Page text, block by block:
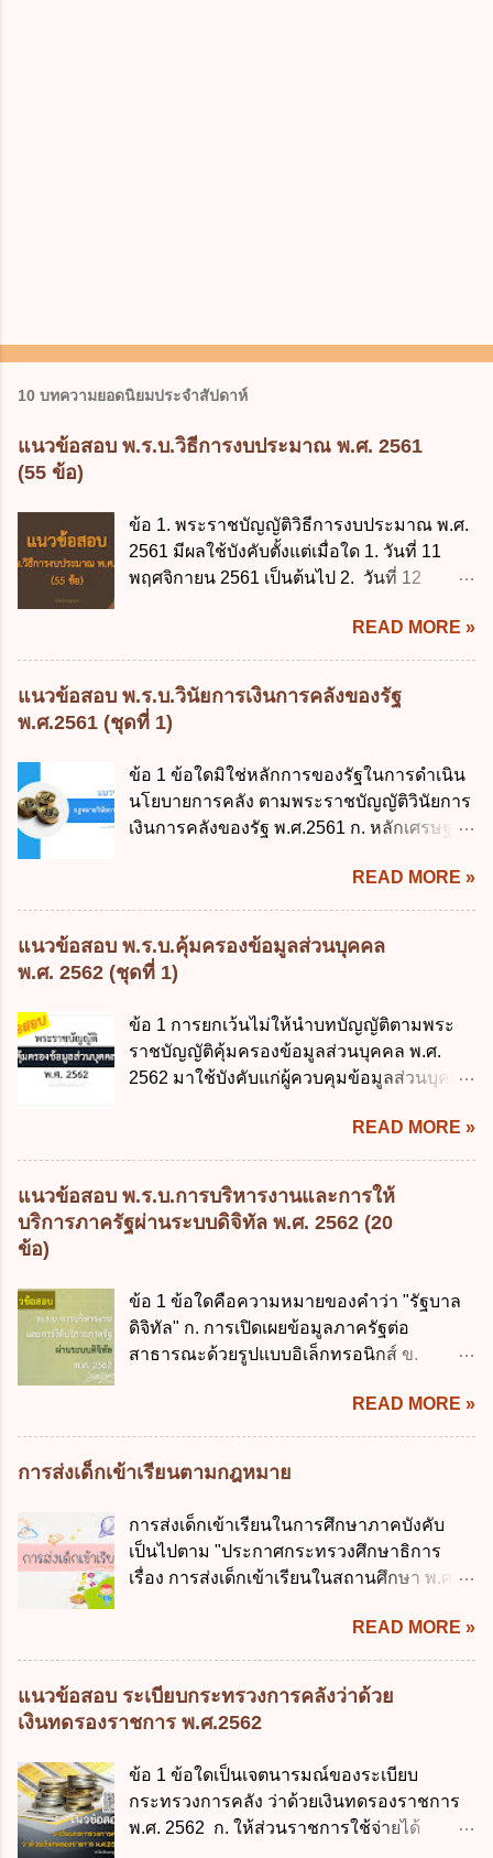
10 บทความยอดนิยมประจำสัปดาห์
แนวข้อสอบ พ.ร.บ.วิธีการงบประมาณ พ.ศ. 2561
(55 ข้อ)
ข้อ 1. พระราชบัญญัติวิธีการงบประมาณ พ.ศ.
2561 มีผลใช้บังคับตั้งแต่เมื่อใด 1. วันที่ 11
พฤศจิกายน 2561 เป็นต้นไป 2. วันที่ 12
พฤศจิกายน 2561 เป็นต้นไป 4. วันที่ 14
พฤศจิกายน 2561 เป็นต้นไป ข้อ 2. พระราช
บัญญัติวิธีการงบประมาณ พ.ศ. 2561 ไม่ได้
ยกเลิกกฎหมายฉบับใด 1. พระราชบัญญัติวิธี
การงบประมาณ พ.ศ. 2502 2. พระราชบัญญัติ
วิธีการงบประมาณ (ฉบับที่ 3) พ.ศ. 2511 3.
พระราชบัญญัติวิธีการงบประมาณ (ฉบับที่ 6)
พ.ศ. 2544 4. ประกาศของคณะปฏิวัติ ฉบับที่
203 ลงวันที่ 31 สิงหาคม 2515 ข้อ 3. ข้อใดไม่
ถูกต้อง 1. นายกรัฐมนตรีมีอำนาจออกกฎเพื่อ
รักษาการตามพระราช บัญญัติวิธีการงบ
ประมาณ พ.ศ. 2561 3. รัฐมนตรีว่าการ
ราช บัญญัติวิธีการงบประมาณ พ.ศ. 2561 4.
รัฐมนตรีว่าการกระทรวงการคลังมีหน้าที่
ควบคุมการใช้จ่ายงบประมาณให้เป็นไปอย่าง
บัญญัติวิธีการงบประมาณ พ.ศ. 2561 บัญญัติ
ให้การบริหา...
READ MORE »
แนวข้อสอบ พ.ร.บ.วินัยการเงินการคลังของรัฐ
พ.ศ.2561 (ชุดที่ 1)
ข้อ 1 ข้อใดมิใช่หลักการของรัฐในการดำเนิน
นโยบายการคลัง ตามพระราชบัญญัติวินัยการ
เงินการคลังของรัฐ พ.ศ.2561 ก. หลักเศรษฐกิจ
เศรษฐกิจ ค. หลักการพัฒนาทางเศรษฐกิจ
อย่างยั่งยืน ง. หลักความเป็นธรรมในสังคม ข้อ
2 สัดส่วนหนี้สาธารณะต่อผลิตภัณฑ์มวลรวม
ในประเทศเพื่อใช้เป็นกรอบในการบริหารหนี้
สาธารณะเป็นไปตามข้อใด ก. ไม่เกินร้อยละ 5
ข. ไม่เกินร้อยละ 10 ค. ไม่เกินร้อยละ 35 ง. ไม่
เกินร้อยละ 60 ข้อ 3 กฎหมายว่าด้วยวินัยการ
เงินการคลังของรัฐกำหนดหลักการห้ามเสนอ
กฎหมายที่ให้จัดเก็บภาษีอากรหรือค่า
ธรรมเนียมเพิ่มขึ้นจากที่กำหนดไว้ในกฎหมาย
ข้อใด ก. เป็นไปตามความต้องการของชุมชน
ข. เพื่อป็นรายได้ขององค์กรปกครองส่วนท้อง
หน่วยงานของรัฐจะต้องนำแผนการคลังระยะ
ปานกลางที่คณะรัฐมนตรีเห็นชอบแล้วไปใช้
ประกอบการพิจารณาในเรื่องต่อไปนี้ ยกเว้น
จัดสรรงบประมาณรายจ่าย ค. การจัดทำงบ
ประมาณ ง. การก่...
READ MORE »
แนวข้อสอบ พ.ร.บ.คุ้มครองข้อมูลส่วนบุคคล
พ.ศ. 2562 (ชุดที่ 1)
ข้อ 1 การยกเว้นไม่ให้นำบทบัญญัติตามพระ
ราชบัญญัติคุ้มครองข้อมูลส่วนบุคคล พ.ศ.
2562 มาใช้บังคับแก่ผู้ควบคุมข้อมูลส่วนบุคคล
ข. พระราชกำหนด ค. พระราชกฤษฎีกา ง. กฎ
กระทรวง ข้อ 2 กฎหมายตามข้อ 1 กำหนด
หน่วยงานและกิจการใดที่ผู้ควบคุมข้อมูลส่วน
บุคคลไม่อยู่ในบังคับพระราชบัญญัติคุ้มครอง
ข้อมูลส่วนบุคคล พ.ศ. 2562 ก. หน่วยงานของ
ด้านความบันเทิงและนันทนาการ ง. ถูกทุกข้อ
ข้อ 3 โดยหลัก ทั่วไป พระราชบัญญัติคุ้มครอง
ข้อมูลส่วนบุคคล พ.ศ. 2562 ใช้บังคับตั้งแต่วัน
ใด ก. 26 พฤษภาคม 2562 ข. 27 พฤษภาคม
2562 ค. 28 พฤษภาคม 2562 ง. 29
รวบรวม ใช้ หรือเปิดเผยข้อมูลส่วนบุคคล" คือ
บุคคล ข. ผู้ประมวลผลข้อมูลส่วนบุคคล ค.
พนักงานเจ้าหน้าที่ ง. ไม่มีข้อใดถูกต้อง ข้อ 5 ผู้
มีอำนาจแต่งตั้งพนักงานเจ้าหน้าที่ตามพระ
2562 ก. นายกรัฐมนตรี ข. รัฐมนตรีว่าการ
กระทรวงดิจิทัลเพื่อเศร...
READ MORE »
แนวข้อสอบ พ.ร.บ.การบริหารงานและการให้
บริการภาครัฐผ่านระบบดิจิทัล พ.ศ. 2562 (20
ข้อ)
ข้อ 1 ข้อใดคือความหมายของคำว่า "รัฐบาล
ดิจิทัล" ก. การเปิดเผยข้อมูลภาครัฐต่อ
สาธารณะด้วยรูปแบบอิเล็กทรอนิกส์ ข.
การบริหารงาน การให้บริการ การบูรณาการ
ข้อมูลภาครัฐ ค. วิธีการนำสัญลักษณ์ศูนย์และ
หนึ่ง เพื่อใช้สร้างระบบต่าง ๆ ง. สำนักงาน
พัฒนารัฐบาลดิจิทัล (องค์การมหาชน) ข้อ 2
การบริหารงานภาครัฐและการจัดทำบริการ
สาธารณะผ่านระบบดิจิทัล ต้องมีวัตถุประสงค์
ดังต่อไปนี้ ยกเว้น ข้อใด ก. ให้มีการใช้ระบบ
โครงสร้างพื้นฐานด้านดิจิทัลที่จำเป็นให้เป็นไป
จ่ายงบประมาณให้เกิดความคุ้มค่าและเป็นไป
ตามเป้าหมาย ข้อ 3 ข้อใดกล่าวได้ถูกต้องที่สุด
รมาภิบาลข้อมูลภาครัฐ ข. เป็นศูนย์แลกเปลี่ยน
ข้อมูลกลาง ค. กำหนดสิทธิ หน้าที่ และความ
รับผิดชอบในการบริหารจัดการข้อมูลของ
READ MORE »
การส่งเด็กเข้าเรียนตามกฎหมาย
การส่งเด็กเข้าเรียนในการศึกษาภาคบังคับ
เป็นไปตาม "ประกาศกระทรวงศึกษาธิการ
เรื่อง การส่งเด็กเข้าเรียนในสถานศึกษา พ.ศ.
เรื่อง หลักเกณฑ์และวิธีการปฏิบัติสำหรับผู้ที่
มิใช่ผู้ปกครองซึ่งมีเด็กที่มีอายุในเกณฑ์การ
ศึกษาภาคบังคับอาศัยอยู่" ออกตามความใน
มีสาระสำคัญดังนี้ 1. คำว่า "เด็ก" หมายถึง เด็ก
ซึ่งมีอายุย่างเข้าปีที่ 7 จนถึงอายุย่างเข้าปีที่ 16
เว้นแต่เด็กที่สอบได้ชั้นปีที่ 9 ของการศึกษา
READ MORE »
แนวข้อสอบ ระเบียบกระทรวงการคลังว่าด้วย
เงินทดรองราชการ พ.ศ.2562
ข้อ 1 ข้อใดเป็นเจตนารมณ์ของระเบียบ
กระทรวงการคลัง ว่าด้วยเงินทดรองราชการ
พ.ศ. 2562 ก. ให้ส่วนราชการใช้จ่ายได้